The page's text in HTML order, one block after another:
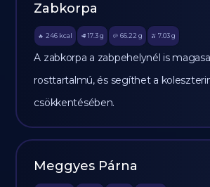
Zabkorpa
🔥 246 kcal 🥩 17.3 g 🥔 66.22 g 🫒 7.03 g
A zabkorpa a zabpehelynél is
rosttartalmú, és segíthet a
csökkentésében.
Meggyes Párna